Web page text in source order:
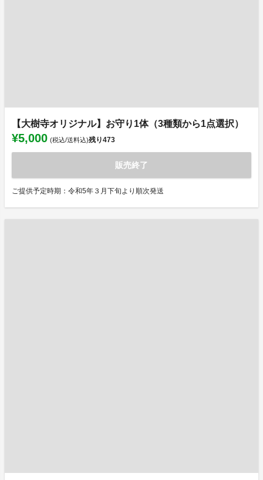
【大樹寺オリジナル】お守り1体（3種類から1点選択）
¥5,000 (税込/送料込)残り473
販売終了
ご提供予定時期：令和5年３月下旬より順次発送